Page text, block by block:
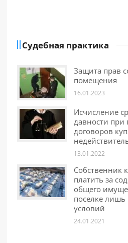
Судебная практика
Защита прав
помещения
16.01.2023
Исчисление
давности при
договоров
13.01.2022
Собственник
платить за
общего
поселке
условий
24.01.2021